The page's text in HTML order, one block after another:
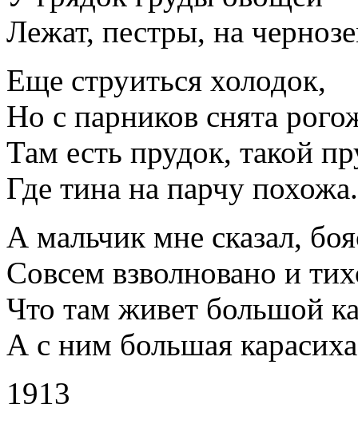
Лежат, пестры, на
Еще струиться холодок,
Но с парников снята
Там есть прудок, такой
Где тина на парчу похожа.
А мальчик мне сказал,
Совсем взволновано и
Что там живет большой
А с ним большая
1913